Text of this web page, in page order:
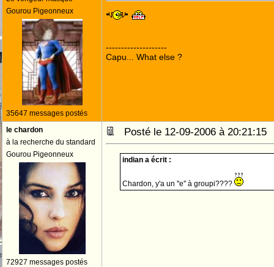
Gourou Pigeonneux
35647 messages postés
--------------------
Capu... What else ?
le chardon
à la recherche du standard
Gourou Pigeonneux
72927 messages postés
Posté le 12-09-2006 à
indian a écrit :
Chardon, y'a un ''e'' à groupi????